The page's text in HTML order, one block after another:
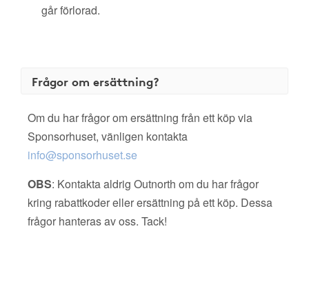
går förlorad.
Frågor om ersättning?
Om du har frågor om ersättning från ett köp via
Sponsorhuset, vänligen kontakta
info@sponsorhuset.se
OBS: Kontakta aldrig Outnorth om du har frågor
kring rabattkoder eller ersättning på ett köp. Dessa
frågor hanteras av oss. Tack!